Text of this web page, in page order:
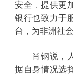
安全，提供更
银行也致力于
台，为非洲社
肖钢说，人
据自身情况选